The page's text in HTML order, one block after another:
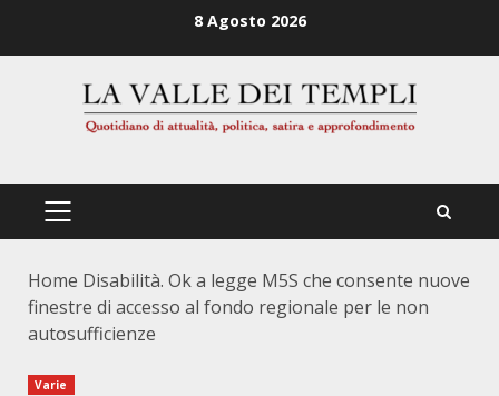
8 Agosto 2026
PRIMÄRES
Home Disabilità. Ok a legge M5S che consente nuove
finestre di accesso al fondo regionale per le non
autosufficienze
Varie